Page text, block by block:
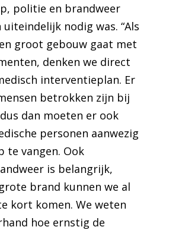
politie en brandweer
nodig was. “Als
groot gebouw gaat met
denken we direct
interventieplan. Er
betrokken zijn bij
dan moeten er ook
personen aanwezig
te vangen. Ook
is belangrijk,
brand kunnen we al
kort komen. We weten
hoe ernstig de